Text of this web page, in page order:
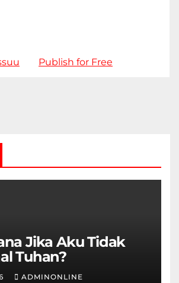
Publish for Free
Jika Aku Tidak
Tuhan?
ADMINONLINE